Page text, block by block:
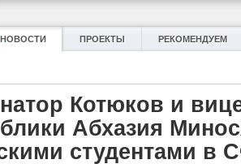
НОВОСТИ ПРОЕКТЫ РЕКОМЕНДУЕМ
Котюков и
Абхазия
студентами в